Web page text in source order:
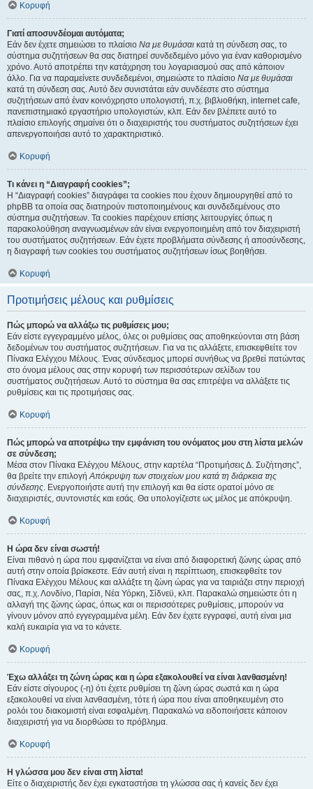
Κορυφή
Γιατί αποσυνδέομαι αυτόματα;
Εάν δεν έχετε σημειώσει το πλαίσιο Να με θυμάσαι κατά τη σύνδεση σας, το
σύστημα συζητήσεων θα σας διατηρεί συνδεδεμένο μόνο για έναν καθορισμένο
χρόνο. Αυτό αποτρέπει την κατάχρηση του λογαριασμού σας από κάποιον
άλλο. Για να παραμείνετε συνδεδεμένοι, σημειώστε το πλαίσιο Να με θυμάσαι
κατά τη σύνδεση σας. Αυτό δεν συνιστάται εάν συνδέεστε στο σύστημα
συζητήσεων από έναν κοινόχρηστο υπολογιστή, π.χ. βιβλιοθήκη, internet cafe,
πανεπιστημιακό εργαστήριο υπολογιστών, κλπ. Εάν δεν βλέπετε αυτό το
πλαίσιο επιλογής σημαίνει ότι ο διαχειριστής του συστήματος συζητήσεων έχει
απενεργοποιήσει αυτό το χαρακτηριστικό.
Κορυφή
Τι κάνει η “Διαγραφή cookies”;
Η “Διαγραφή cookies” διαγράφει τα cookies που έχουν δημιουργηθεί από το
phpBB τα οποία σας διατηρούν πιστοποιημένους και συνδεδεμένους στο
σύστημα συζητήσεων. Τα cookies παρέχουν επίσης λειτουργίες όπως η
παρακολούθηση αναγνωσμένων εάν είναι ενεργοποιημένη από τον διαχειριστή
του συστήματος συζητήσεων. Εάν έχετε προβλήματα σύνδεσης ή αποσύνδεσης,
η διαγραφή των cookies του συστήματος συζητήσεων ίσως βοηθήσει.
Κορυφή
Προτιμήσεις μέλους και ρυθμίσεις
Πώς μπορώ να αλλάξω τις ρυθμίσεις μου;
Εάν είστε εγγεγραμμένο μέλος, όλες οι ρυθμίσεις σας αποθηκεύονται στη βάση
δεδομένων του συστήματος συζητήσεων. Για να τις αλλάξετε, επισκεφθείτε τον
Πίνακα Ελέγχου Μέλους. Ένας σύνδεσμος μπορεί συνήθως να βρεθεί πατώντας
στο όνομα μέλους σας στην κορυφή των περισσότερων σελίδων του
συστήματος συζητήσεων. Αυτό το σύστημα θα σας επιτρέψει να αλλάξετε τις
ρυθμίσεις και τις προτιμήσεις σας.
Κορυφή
Πώς μπορώ να αποτρέψω την εμφάνιση του ονόματος μου στη λίστα μελών
σε σύνδεση;
Μέσα στον Πίνακα Ελέγχου Μέλους, στην καρτέλα “Προτιμήσεις Δ. Συζήτησης”,
θα βρείτε την επιλογήΑπόκρυψη των στοιχείων μου κατά τη διάρκεια της
σύνδεσης. Ενεργοποιήστε αυτή την επιλογή και θα είστε ορατοί μόνο σε
διαχειριστές, συντονιστές και εσάς. Θα υπολογίζεστε ως μέλος με απόκρυψη.
Κορυφή
Η ώρα δεν είναι σωστή!
Είναι πιθανό η ώρα που εμφανίζεται να είναι από διαφορετική ζώνης ώρας από
αυτή στην οποία βρίσκεστε. Εάν αυτή είναι η περίπτωση, επισκεφθείτε τον
Πίνακα Ελέγχου Μέλους και αλλάξτε τη ζώνη ώρας για να ταιριάζει στην περιοχή
σας, π.χ. Λονδίνο, Παρίσι, Νέα Υόρκη, Σίδνεϋ, κλπ. Παρακαλώ σημειώστε ότι η
αλλαγή της ζώνης ώρας, όπως και οι περισσότερες ρυθμίσεις, μπορούν να
γίνουν μόνον από εγγεγραμμένα μέλη. Εάν δεν έχετε εγγραφεί, αυτή είναι μια
καλή ευκαιρία για να το κάνετε.
Κορυφή
Έχω αλλάξει τη ζώνη ώρας και η ώρα εξακολουθεί να είναι λανθασμένη!
Εάν είστε σίγουρος (-η) ότι έχετε ρυθμίσει τη ζώνη ώρας σωστά και η ώρα
εξακολουθεί να είναι λανθασμένη, τότε ή ώρα που είναι αποθηκευμένη στο
ρολόι του διακομιστή είναι εσφαλμένη. Παρακαλώ να ειδοποιήσετε κάποιον
διαχειριστή για να διορθώσει το πρόβλημα.
Κορυφή
Η γλώσσα μου δεν είναι στη λίστα!
Είτε ο διαχειριστής δεν έχει εγκαταστήσει τη γλώσσα σας ή κανείς δεν έχει